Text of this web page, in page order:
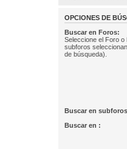
OPCIONES DE
Buscar en Foros:
Seleccione el Foro
subforos
de búsqueda).
Buscar en
Buscar en :